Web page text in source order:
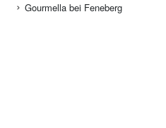
Gourmella bei Feneberg